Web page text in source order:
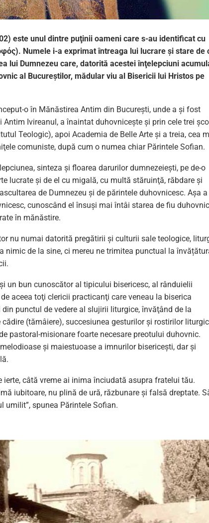
este unul dintre puţinii oameni care s-au identificat cu
Numele i-a exprimat întreaga lui lucrare şi stare de
lui Dumnezeu care, datorită acestei înţelepciuni
al Bucureştilor, mădular viu al Bisericii lui Hristos pe
o în Mănăstirea Antim din București, unde a şi fost
Ivireanul, a înaintat duhovniceşte și prin cele trei
Teologic), apoi Academia de Belle Arte şi a treia, cea
comuniste, după cum o numea chiar Părintele Sofian.
sinteza și floarea darurilor dumnezeieşti, pe de-o
lucrate şi de el cu migală, cu multă stăruinţă, răbdare şi
de Dumnezeu și de părintele duhovnicesc. Aşa a
cunoscând el însuși mai întâi starea de fiu
în mănăstire.
nu numai datorită pregătirii și culturii sale teologice,
nimic de la sine, ci mereu ne trimitea punctual la
un bun cunoscător al tipicului bisericesc, al rânduielii
aceea toţi clericii practicanţi care veneau la biserica
punctul de vedere al slujirii liturgice, învăţând de la
(tămâiere), succesiunea gesturilor și rostirilor
pastoral-misionare foarte necesare preotului duhovnic.
şi maiestuoase a imnurilor bisericeşti, dar și
ierte, câtă vreme ai inima înciudată asupra fratelui tău.
iubitoare, nu plină de ură, răzbunare și falsă dreptate.
umilit”, spunea Părintele Sofian.